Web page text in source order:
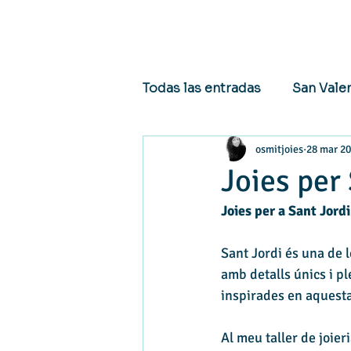
Todas las entradas San
Noticias y eventos
Joies
osmitjoies 28 mar
Joies per a Sant
Sant Jordi és una de
amb detalls únics i
inspirades en
Al meu taller de